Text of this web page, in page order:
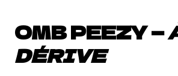
OMB PEEZY —
DÉRIVE